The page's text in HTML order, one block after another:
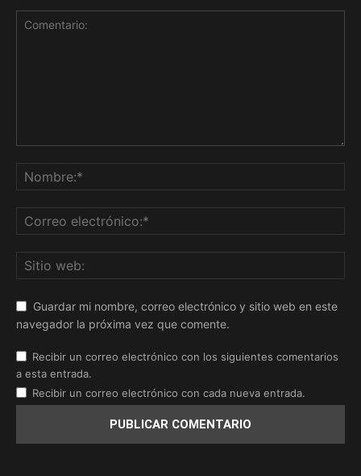
Guardar mi nombre, correo electrónico y sitio web en este
navegador la próxima vez que comente.
Recibir un correo electrónico con los siguientes comentarios
a esta entrada.
Recibir un correo electrónico con cada nueva entrada.